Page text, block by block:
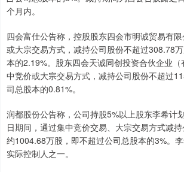
个月内。
四会富仕公告称，控股股东四会市明诚贸易有
或大宗交易方式，减持公司股份不超过308.78
本的2.19%。股东四会天诚同创投资合伙企业
中竞价或大宗交易方式，减持公司股份不超过
司总股本的0.81%。
润都股份公告称，公司持股5%以上股东李希计
日期间，通过集中竞价交易、大宗交易方式减
约1004.68万股，即不超过公司总股本的3%。
实际控制人之一。